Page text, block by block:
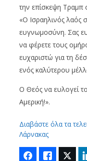
την επίσκεψη Τραμπ
«Ο Ισραηλινός λαός
ευγνωμοσύνη. Σας
να φέρετε τους
ευχαριστώ για τη
ενός καλύτερου
Ο Θεός να ευλογεί
Αμερική!».
Διαβάστε όλα τα
Λάρνακας
FacebookLike